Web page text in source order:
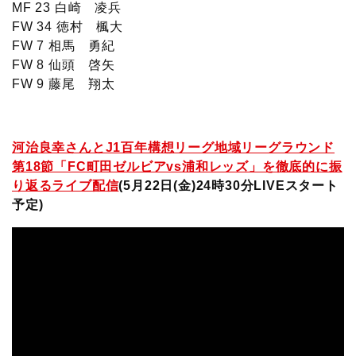
MF 23 白崎 凌兵
FW 34 徳村 楓大
FW 7 相馬 勇紀
FW 8 仙頭 啓矢
FW 9 藤尾 翔太
河治良幸さんとJ1百年構想リーグ地域リーグラウンド
第18節「FC町田ゼルビアvs浦和レッズ」を徹底的に振
り返るライブ配信(5月22日(金)24時30分LIVEスタート
予定)